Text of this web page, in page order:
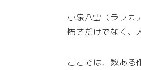
小泉八雲（ラフカ
怖さだけでなく、
ここでは、数ある